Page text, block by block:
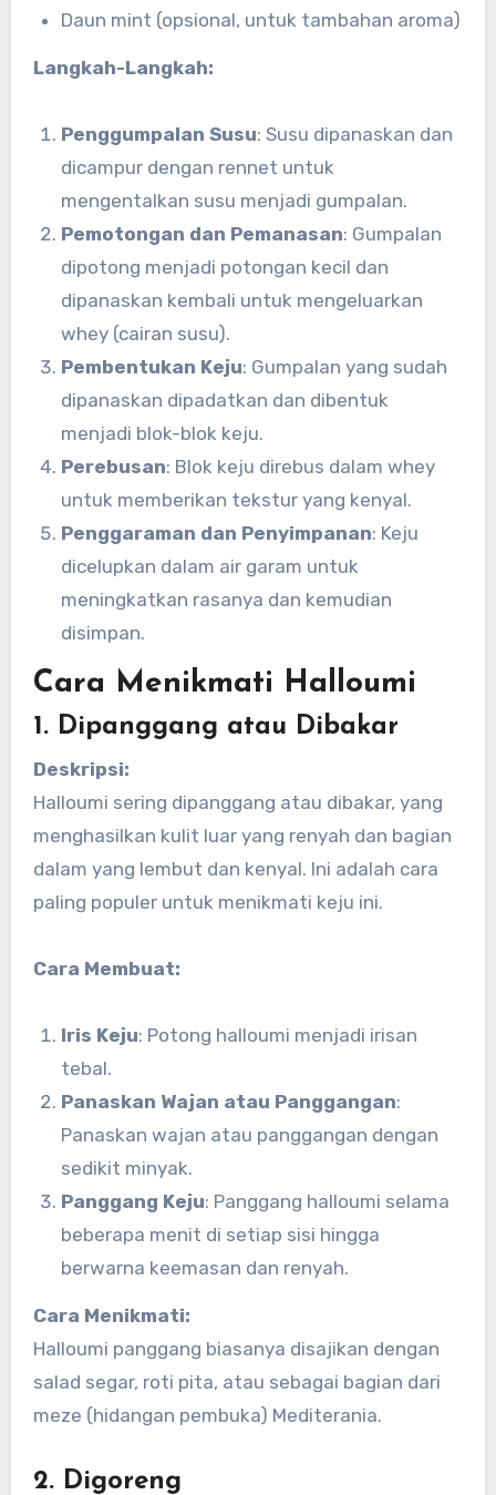
Daun mint (opsional, untuk tambahan aroma)
Langkah-Langkah:
Penggumpalan Susu: Susu dipanaskan dan
dicampur dengan rennet untuk
mengentalkan susu menjadi gumpalan.
Pemotongan dan Pemanasan: Gumpalan
dipotong menjadi potongan kecil dan
dipanaskan kembali untuk mengeluarkan
whey (cairan susu).
Pembentukan Keju: Gumpalan yang sudah
dipanaskan dipadatkan dan dibentuk
menjadi blok-blok keju.
Perebusan: Blok keju direbus dalam whey
untuk memberikan tekstur yang kenyal.
Penggaraman dan Penyimpanan: Keju
dicelupkan dalam air garam untuk
meningkatkan rasanya dan kemudian
disimpan.
Cara Menikmati Halloumi
1. Dipanggang atau Dibakar
Deskripsi:
Halloumi sering dipanggang atau dibakar, yang
menghasilkan kulit luar yang renyah dan bagian
dalam yang lembut dan kenyal. Ini adalah cara
paling populer untuk menikmati keju ini.
Cara Membuat:
Iris Keju: Potong halloumi menjadi irisan
tebal.
Panaskan Wajan atau Panggangan:
Panaskan wajan atau panggangan dengan
sedikit minyak.
Panggang Keju: Panggang halloumi selama
beberapa menit di setiap sisi hingga
berwarna keemasan dan renyah.
Cara Menikmati:
Halloumi panggang biasanya disajikan dengan
salad segar, roti pita, atau sebagai bagian dari
meze (hidangan pembuka) Mediterania.
2. Digoreng